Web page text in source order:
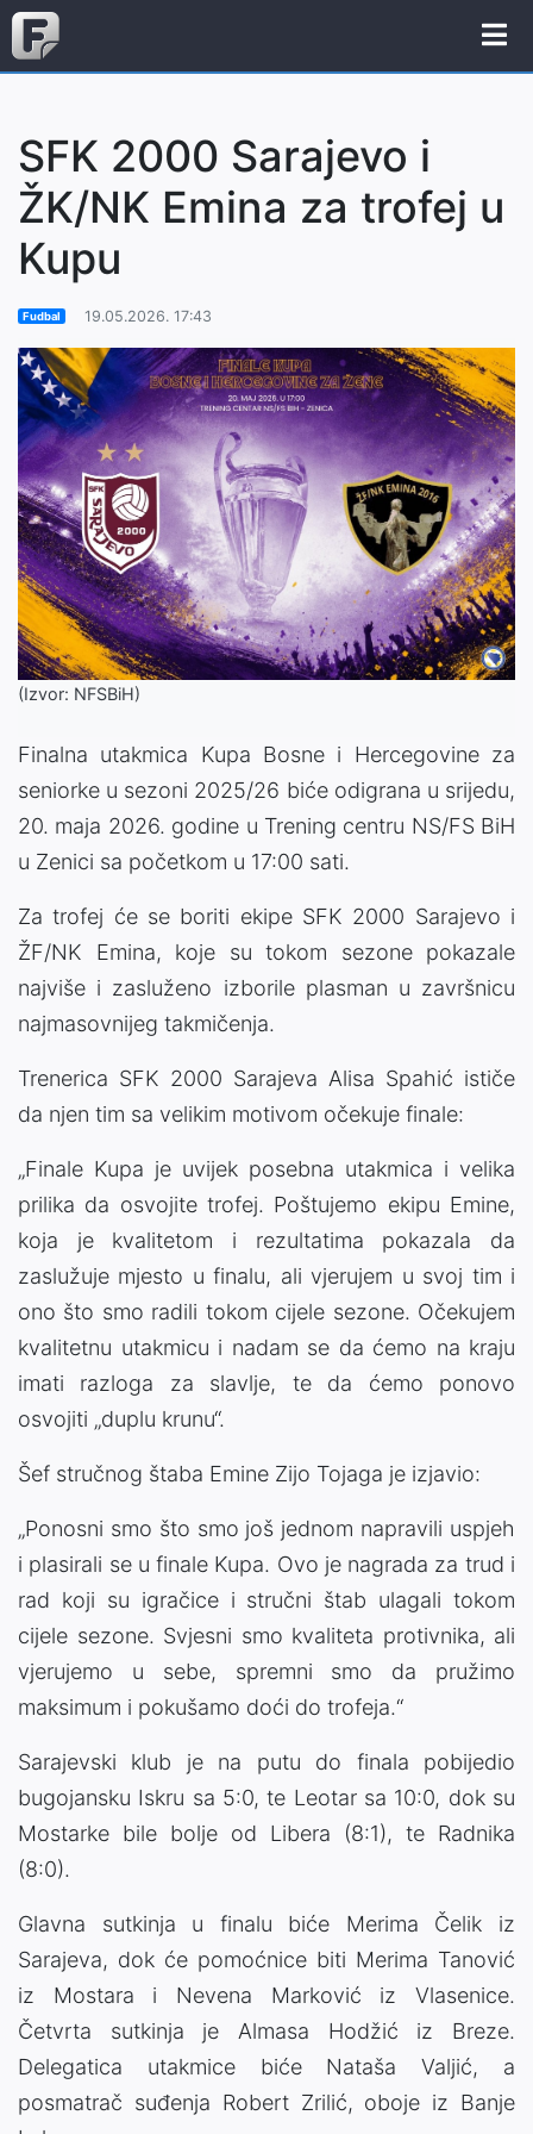
SFK 2000 Sarajevo i
ŽK/NK Emina za trofej u
Kupu
Fudbal 19.05.2026. 17:43
(Izvor: NFSBiH)
Finalna utakmica Kupa Bosne i Hercegovine za
seniorke u sezoni 2025/26 biće odigrana u srijedu,
20. maja 2026. godine u Trening centru NS/FS BiH
u Zenici sa početkom u 17:00 sati.
Za trofej će se boriti ekipe SFK 2000 Sarajevo i
ŽF/NK Emina, koje su tokom sezone pokazale
najviše i zasluženo izborile plasman u završnicu
najmasovnijeg takmičenja.
Trenerica SFK 2000 Sarajeva Alisa Spahić ističe
da njen tim sa velikim motivom očekuje finale:
„Finale Kupa je uvijek posebna utakmica i velika
prilika da osvojite trofej. Poštujemo ekipu Emine,
koja je kvalitetom i rezultatima pokazala da
zaslužuje mjesto u finalu, ali vjerujem u svoj tim i
ono što smo radili tokom cijele sezone. Očekujem
kvalitetnu utakmicu i nadam se da ćemo na kraju
imati razloga za slavlje, te da ćemo ponovo
osvojiti „duplu krunu“.
Šef stručnog štaba Emine Zijo Tojaga je izjavio:
„Ponosni smo što smo još jednom napravili uspjeh
i plasirali se u finale Kupa. Ovo je nagrada za trud i
rad koji su igračice i stručni štab ulagali tokom
cijele sezone. Svjesni smo kvaliteta protivnika, ali
vjerujemo u sebe, spremni smo da pružimo
maksimum i pokušamo doći do trofeja.“
Sarajevski klub je na putu do finala pobijedio
bugojansku Iskru sa 5:0, te Leotar sa 10:0, dok su
Mostarke bile bolje od Libera (8:1), te Radnika
(8:0).
Glavna sutkinja u finalu biće Merima Čelik iz
Sarajeva, dok će pomoćnice biti Merima Tanović
iz Mostara i Nevena Marković iz Vlasenice.
Četvrta sutkinja je Almasa Hodžić iz Breze.
Delegatica utakmice biće Nataša Valjić, a
posmatrač suđenja Robert Zrilić, oboje iz Banje